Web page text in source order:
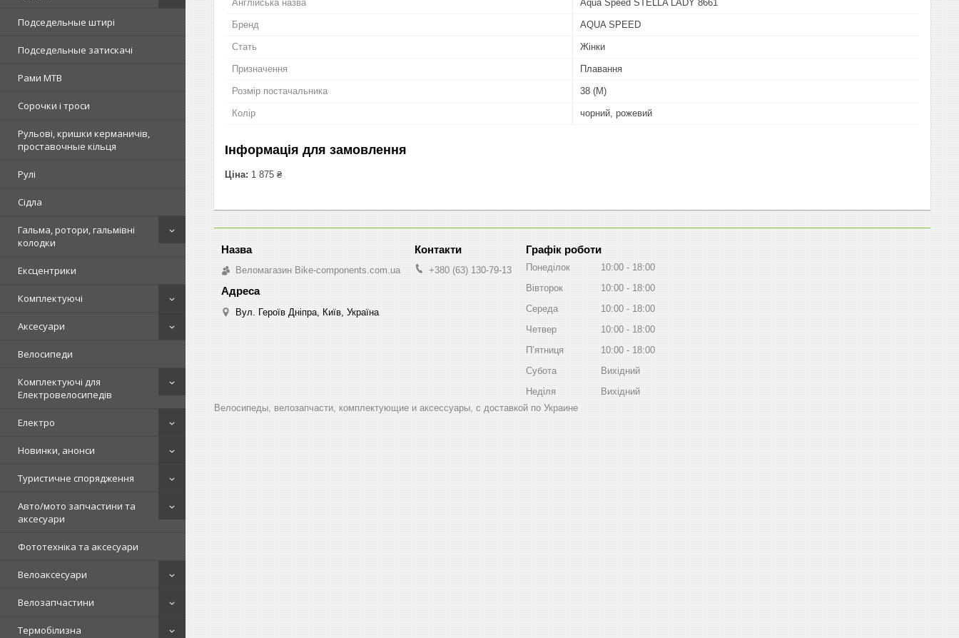
Подседельные штирі
Подседельные затискачі
Рами MTB
Сорочки і троси
Рульові, кришки керманичів,
проставочные кільця
Рулі
Сідла
Гальма, ротори, гальмівні
колодки
Ексцентрики
Комплектуючі
Аксесуари
Велосипеди
Комплектуючі для
Електровелосипедів
Електро
Новинки, анонси
Туристичне спорядження
Авто/мото запчастини та
аксесуари
Фототехніка та аксесуари
Велоаксесуари
Велозапчастини
Термобілизна
Англійська назва Aqua Speed STELLA LADY 8661
Бренд AQUA SPEED
Стать Жінки
Призначення Плавання
Розмір постачальника 38 (M)
Колір чорний, рожевий
Інформація для замовлення
Ціна: 1 875 ₴
Веломагазин Bike-components.com.ua
Вул. Героїв Дніпра, Київ, Україна
+380 (63) 130-79-13
Графік роботи
Понеділок 10:00
18:00
Вівторок
10:00
18:00
Середа
10:00
18:00
Четвер
10:00
18:00
Пʼятниця
10:00
18:00
Субота
Вихідний
Неділя
Вихідний
Велосипеды, велозапчасти, комплектующие и аксессуары, с доставкой по Украине